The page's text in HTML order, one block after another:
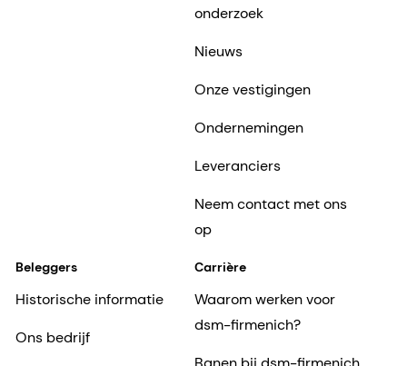
onderzoek
Nieuws
Onze vestigingen
Ondernemingen
Leveranciers
Neem contact met ons
op
Beleggers
Historische informatie
Ons bedrijf
Carrière
Waarom werken voor
dsm-firmenich?